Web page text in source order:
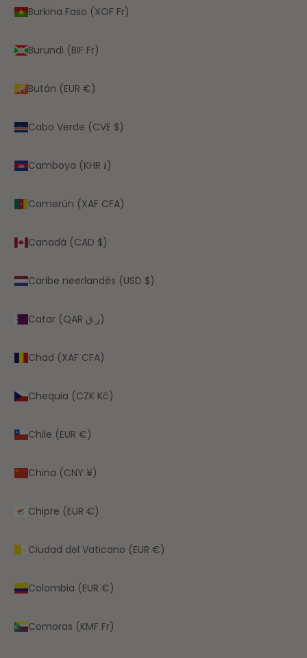
Burkina Faso (XOF Fr)
Burundi (BIF Fr)
Bután (EUR €)
Cabo Verde (CVE $)
Camboya (KHR ៛)
Camerún (XAF CFA)
Canadá (CAD $)
Caribe neerlandés (USD $)
Catar (QAR ر.ق)
Chad (XAF CFA)
Chequia (CZK Kč)
Chile (EUR €)
China (CNY ¥)
Chipre (EUR €)
Ciudad del Vaticano (EUR €)
Colombia (EUR €)
Comoras (KMF Fr)